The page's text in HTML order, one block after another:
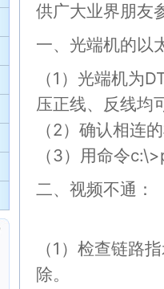
供广大业界朋友
一、光端机的以
（1）光端机为
压正线、反线均
（2）确认相连
（3）用命令
二、视频不通：
（1）检查链路
除。